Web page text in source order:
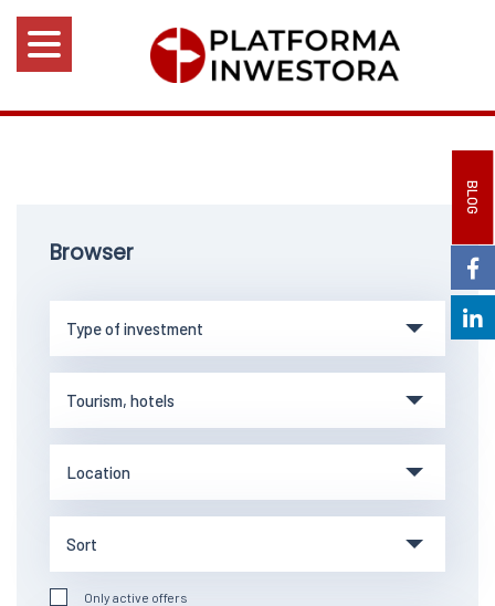
BLOG
Browser
Only active offers